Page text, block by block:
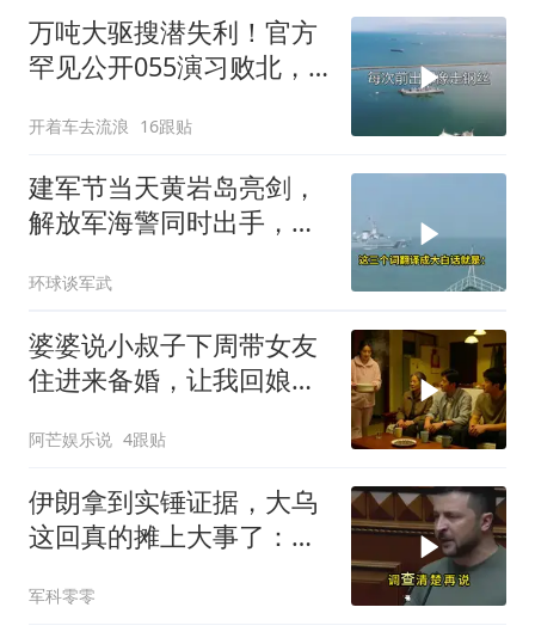
万吨大驱搜潜失利！官方
罕见公开055演习败北，
开着车去流浪 16跟贴
建军节当天黄岩岛亮剑，
解放军海警同时出手，菲
环球谈军武
婆婆说小叔子下周带女友
住进来备婚，让我回娘家
阿芒娱乐说 4跟贴
伊朗拿到实锤证据，大乌
这回真的摊上大事了：私
军科零零